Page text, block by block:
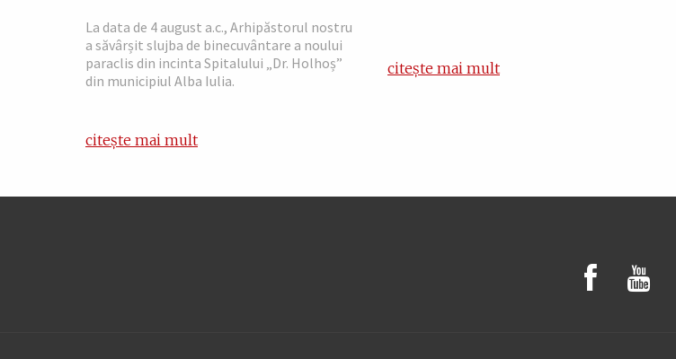
La data de 4 august a.c., Arhipăstorul nostru
a săvârșit slujba de binecuvântare a noului
paraclis din incinta Spitalului „Dr. Holhoș”
din municipiul Alba Iulia.
citește mai mult
citește mai mult